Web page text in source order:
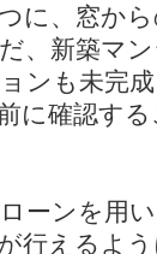
に、窓か
、新築マ
ンも未完成
に確認する
ーンを用
行えるよう